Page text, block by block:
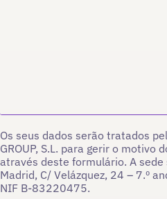
Os seus dados serão tratados
GROUP, S.L. para gerir o motivo
através deste formulário. A
Madrid, C/ Velázquez, 24 – 7.º
NIF B-83220475.